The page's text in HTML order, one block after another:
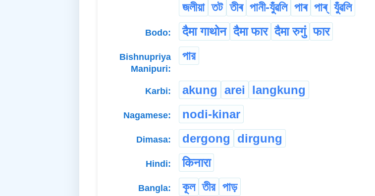
জলীয়া তট তীৰ পানী-যুঁৱলি পাৰ পাৰ্‌ যুঁৱলি
Bodo: दैमा गाथोन दैमा फार दैमा रुगुं फार
Bishnupriya
Manipuri:
পার
Karbi: akung arei langkung
Nagamese: nodi-kinar
Dimasa: dergong dirgung
Hindi: किनारा
Bangla: কূল তীর পাড়